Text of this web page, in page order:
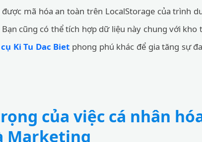
mã hóa an toàn trên LocalStorage của trình
Bạn cũng có thể tích hợp dữ liệu này chung với
Ki Tu Dac Biet phong phú khác để gia tăng sự
của việc cá nhân
Marketing